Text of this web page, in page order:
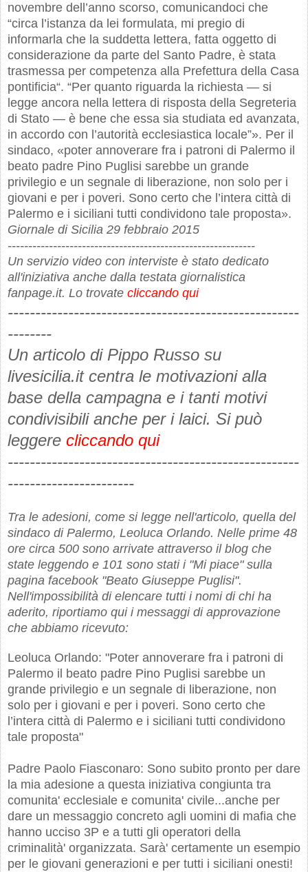
novembre dell’anno scorso, comunicandoci che
“circa l’istanza da lei formulata, mi pregio di
informarla che la suddetta lettera, fatta oggetto di
considerazione da parte del Santo Padre, è stata
trasmessa per competenza alla Prefettura della Casa
pontificia“. “Per quanto riguarda la richiesta — si
legge ancora nella lettera di risposta della Segreteria
di Stato — è bene che essa sia studiata ed avanzata,
in accordo con l’autorità ecclesiastica locale”». Per il
sindaco, «poter annoverare fra i patroni di Palermo il
beato padre Pino Puglisi sarebbe un grande
privilegio e un segnale di liberazione, non solo per i
giovani e per i poveri. Sono certo che l’intera città di
Palermo e i siciliani tutti condividono tale proposta».
Giornale di Sicilia 29 febbraio 2015
------------------------------------------------------------
Un servizio video con interviste è stato dedicato
all'iniziativa anche dalla testata giornalistica
fanpage.it. Lo trovate cliccando qui
-----------------------------------------------------
--------
Un articolo di Pippo Russo su
livesicilia.it centra le motivazioni alla
base della campagna e i tanti motivi
condivisibili anche per i laici. Si può
leggere cliccando qui
-----------------------------------------------------
-----------------------
Tra le adesioni, come si legge nell'articolo, quella del
sindaco di Palermo, Leoluca Orlando. Nelle prime 48
ore circa 500 sono arrivate attraverso il blog che
state leggendo e 101 sono stati i "Mi piace" sulla
pagina facebook "Beato Giuseppe Puglisi".
Nell'impossibilità di elencare tutti i nomi di chi ha
aderito, riportiamo qui i messaggi di approvazione
che abbiamo ricevuto:
Leoluca Orlando: "Poter annoverare fra i patroni di
Palermo il beato padre Pino Puglisi sarebbe un
grande privilegio e un segnale di liberazione, non
solo per i giovani e per i poveri. Sono certo che
l’intera città di Palermo e i siciliani tutti condividono
tale proposta"
Padre Paolo Fiasconaro: Sono subito pronto per dare
la mia adesione a questa iniziativa congiunta tra
comunita' ecclesiale e comunita' civile...anche per
dare un messaggio concreto agli uomini di mafia che
hanno ucciso 3P e a tutti gli operatori della
criminalità' organizzata. Sarà' certamente un esempio
per le giovani generazioni e per tutti i siciliani onesti!